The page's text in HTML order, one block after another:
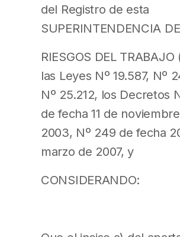
del Registro de esta
SUPERINTENDENCIA DE
RIESGOS DEL TRABAJO
las Leyes Nº 19.587, Nº
Nº 25.212, los Decretos
de fecha 11 de
2003, Nº 249 de fecha
marzo de 2007, y
CONSIDERANDO: